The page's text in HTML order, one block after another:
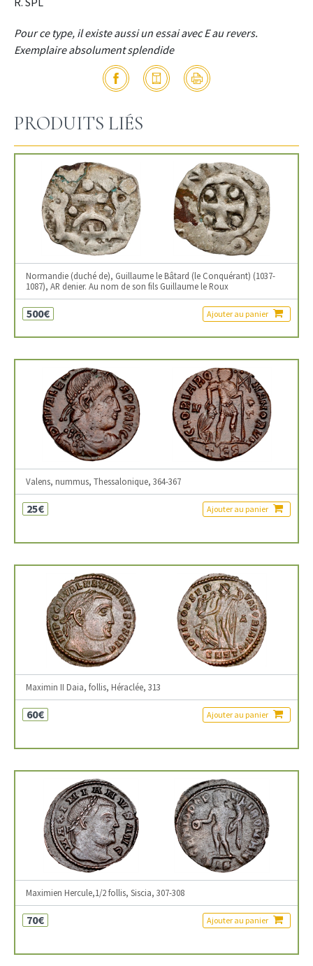
Pour ce type, il existe aussi un essai avec E au revers.
Exemplaire absolument splendide
PRODUITS LIÉS
Normandie (duché de), Guillaume le Bâtard (le Conquérant) (1037-
1087), AR denier. Au nom de son fils Guillaume le Roux
500€ Ajouter au panier
Valens, nummus, Thessalonique, 364-367
25€ Ajouter au panier
Maximin II Daia, follis, Héraclée, 313
60€ Ajouter au panier
Maximien Hercule,1/2 follis, Siscia, 307-308
70€ Ajouter au panier